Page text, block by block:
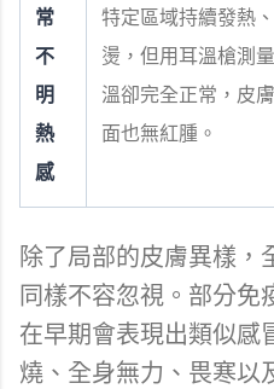
常
不
明
熱
感
特定區域持續發熱
燙，但用耳溫槍測
溫卻完全正常，皮
面也無紅腫。
除了局部的皮膚異樣，
同樣不容忽視。部分免
在早期會表現出類似感
燒、全身無力、畏寒以